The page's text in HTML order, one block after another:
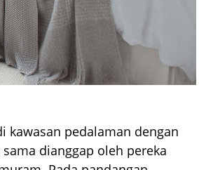
kawasan pedalaman dengan
dianggap oleh pereka